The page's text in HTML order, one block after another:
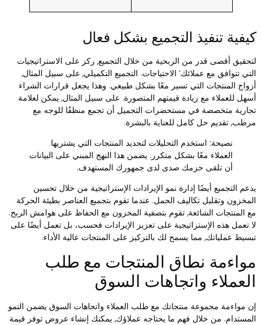
تنفيذ التجميع بشكل فعال
أقصى قدر من الربحية من خلال التجميع, ركز على الاستراتيجيات
تتوافق مع عملائك’ الاحتياجات. التجميع التكميلي, على سبيل المثال,
المنتجات التي تسير معًا بشكل طبيعي. وهذا يجعل قرارات الشراء
للعملاء مع زيادة قيمتهم المتصورة. على سبيل المثال, يمكن لعلامة
متخصصة في مستحضرات التجميل أن تجمع منظفًا للوجه مع
تقديم حل كامل للعناية بالبشرة.
نصيحة:استخدم التحليلات لتحديد المنتجات التي يشتريها
العملاء معًا بشكل متكرر. يضمن هذا النهج المبني على البيانات
أن تلقى حزمك صدى لدى جمهورك المستهدف.
التجميع أيضًا إدارة نمو الإيرادات الإستراتيجية من خلال تحسين
وتقليل تكاليف الحمل. عندما تقوم بتجميع العناصر بطيئة الحركة
المنتجات الشائعة, تقوم بتصفية المخزون مع الحفاظ على هوامش الربح.
تعمل هذه الإستراتيجية على تعزيز الإيرادات فحسب، بل تعمل أيضًا على
عملياتك, مما يسمح لك بالتركيز على المنتجات عالية الأداء.
نطاق المنتجات مع طلب
واتجاهات السوق
مواءمة مجموعة منتجاتك مع طلب العملاء واتجاهات السوق يضمن النمو
من خلال فهم ما يحتاجه عملاؤك, يمكنك إنشاء عروض توفر قيمة